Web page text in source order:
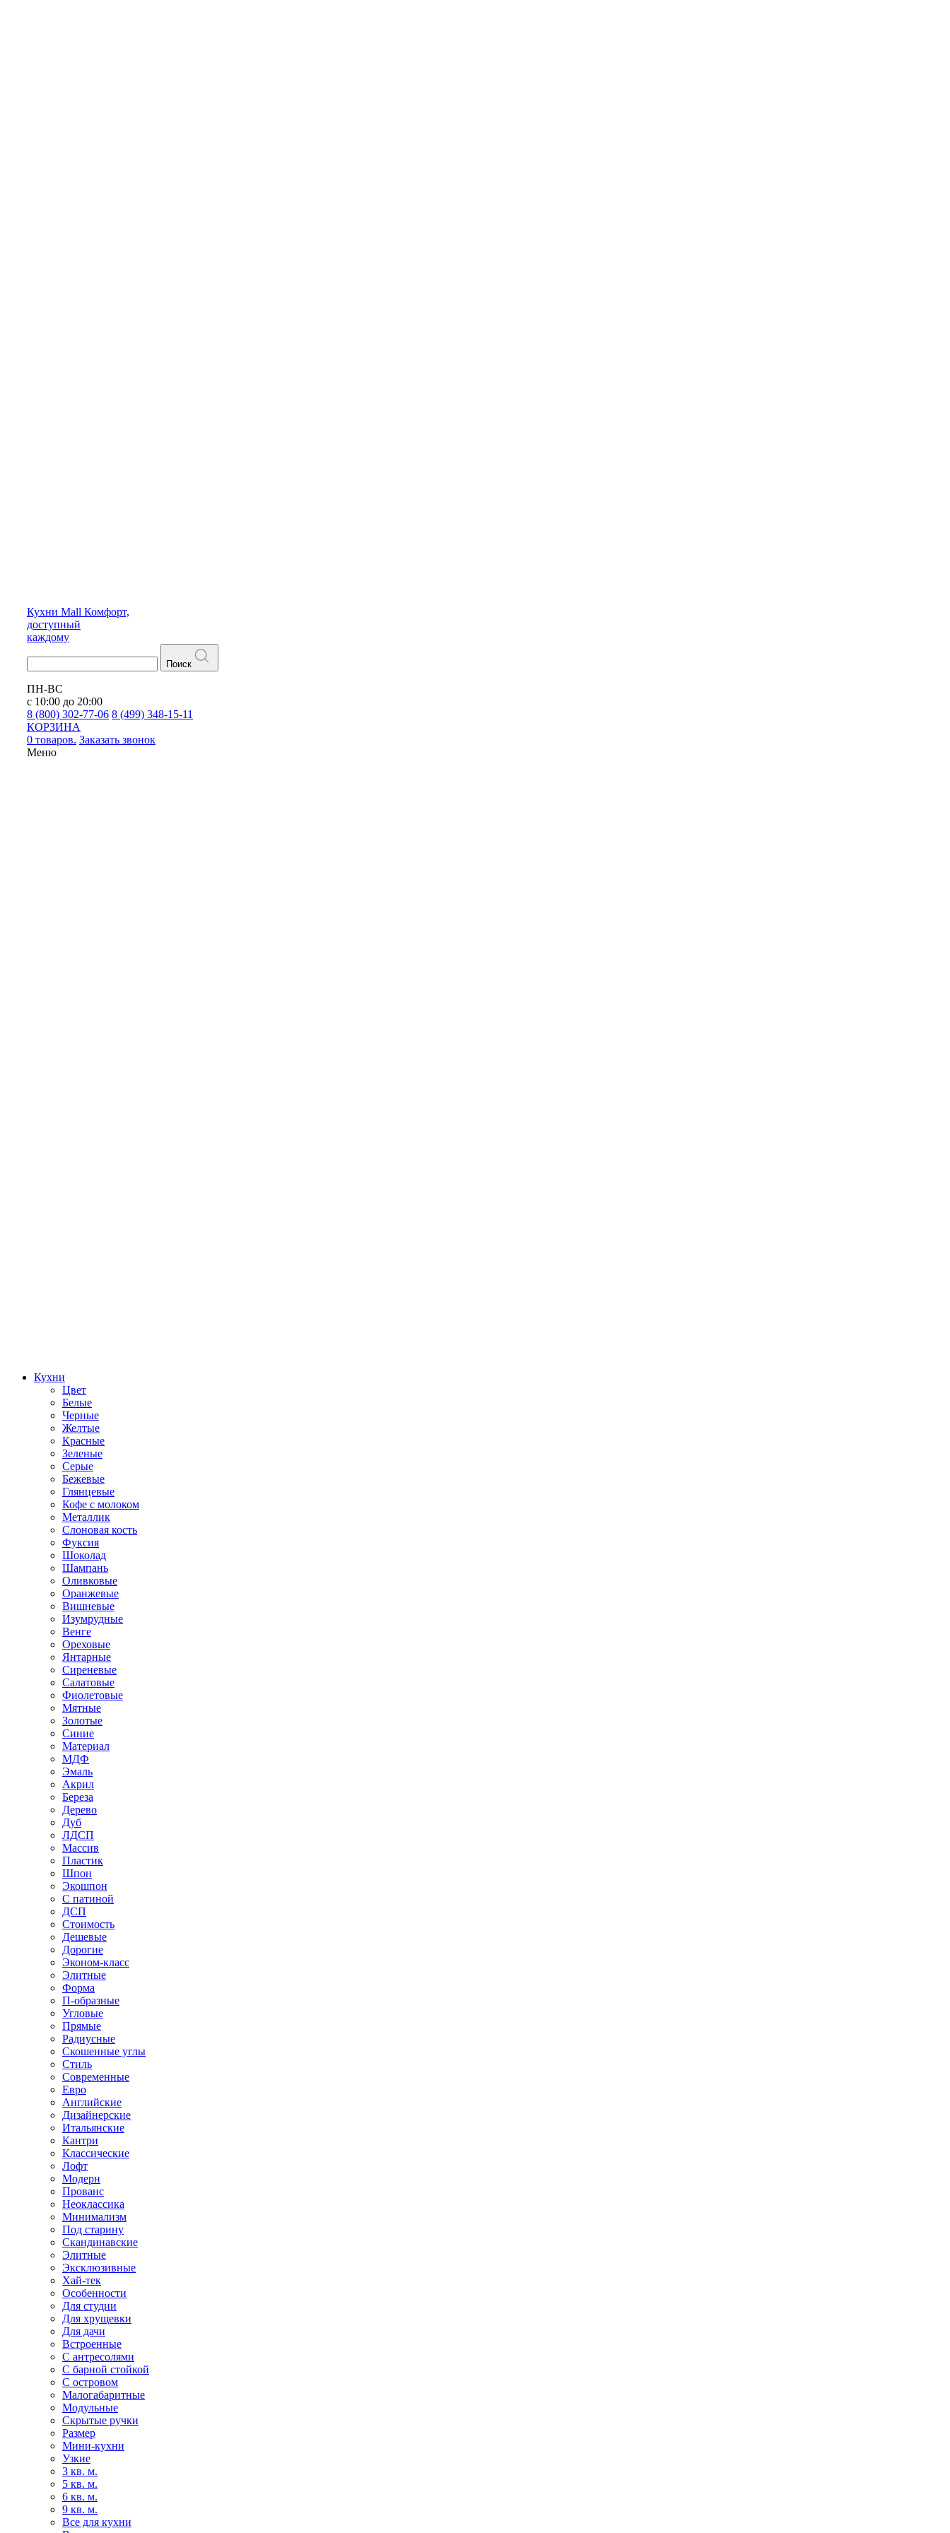
Кухни Mall Комфорт,
доступный
каждому
Поиск
ПН-ВС
с 10:00 до 20:00
8 (800) 302-77-06 8 (499) 348-15-11
КОРЗИНА
0 товаров. Заказать звонок
Меню
Кухни
Цвет
Белые
Черные
Желтые
Красные
Зеленые
Серые
Бежевые
Глянцевые
Кофе с молоком
Металлик
Слоновая кость
Фуксия
Шоколад
Шампань
Оливковые
Оранжевые
Вишневые
Изумрудные
Венге
Ореховые
Янтарные
Сиреневые
Салатовые
Фиолетовые
Мятные
Золотые
Синие
Материал
МДФ
Эмаль
Акрил
Береза
Дерево
Дуб
ЛДСП
Массив
Пластик
Шпон
Экошпон
С патиной
ДСП
Стоимость
Дешевые
Дорогие
Эконом-класс
Элитные
Форма
П-образные
Угловые
Прямые
Радиусные
Скошенные углы
Стиль
Современные
Евро
Английские
Дизайнерские
Итальянские
Кантри
Классические
Лофт
Модерн
Прованс
Неоклассика
Минимализм
Под старину
Скандинавские
Элитные
Эксклюзивные
Хай-тек
Особенности
Для студии
Для хрущевки
Для дачи
Встроенные
С антресолями
С барной стойкой
С островом
Малогабаритные
Модульные
Скрытые ручки
Размер
Мини-кухни
Узкие
3 кв. м.
5 кв. м.
6 кв. м.
9 кв. м.
Все для кухни